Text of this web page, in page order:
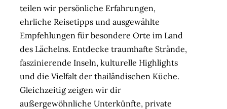
teilen wir persönliche Erfahrungen,
ehrliche Reisetipps und ausgewählte
Empfehlungen für besondere Orte im Land
des Lächelns. Entdecke traumhafte Strände,
faszinierende Inseln, kulturelle Highlights
und die Vielfalt der thailändischen Küche.
Gleichzeitig zeigen wir dir
außergewöhnliche Unterkünfte, private